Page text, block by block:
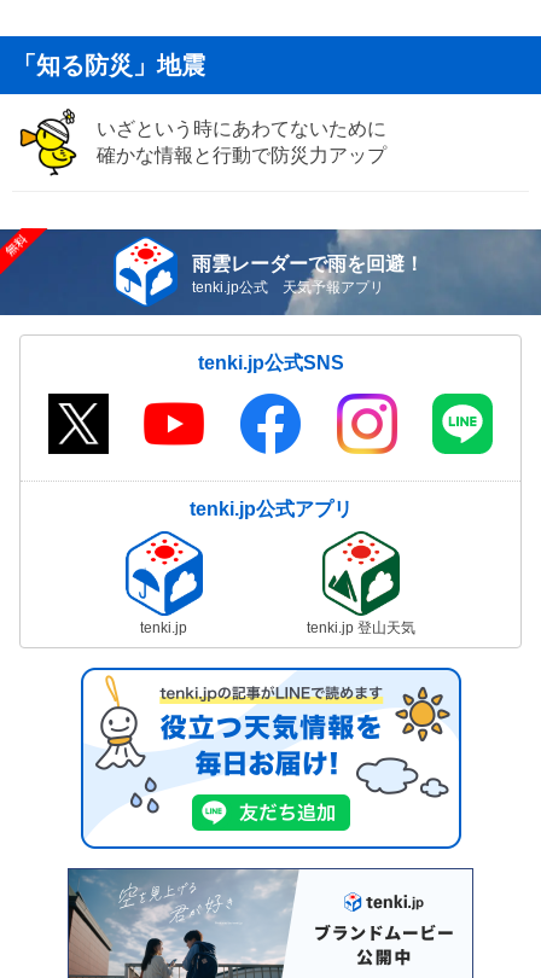
「知る防災」地震
いざという時にあわてないために
確かな情報と行動で防災力アップ
雨雲レーダーで雨を回避！
tenki.jp公式 天気予報アプリ
tenki.jp公式SNS
tenki.jp公式アプリ
tenki.jp tenki.jp 登山天気